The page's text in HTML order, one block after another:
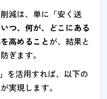
減は、単に「安く送
いつ、何が、どこにある
高めることが、結果と
ぎます。
を活用すれば、以下の
実現します。